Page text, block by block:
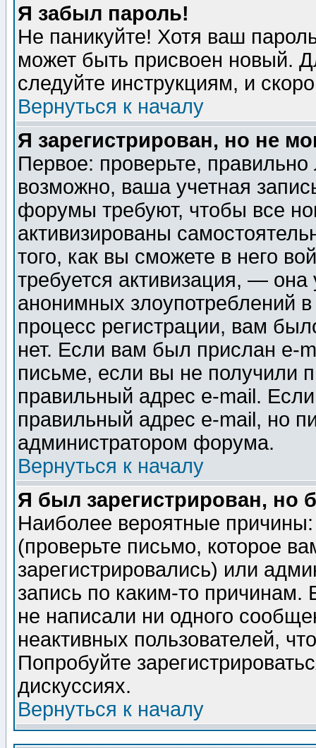
Я забыл пароль!
Не паникуйте! Хотя ваш
может быть присвоен новый.
следуйте инструкциям, и
Вернуться к началу
Я зарегистрирован, но не
Первое: проверьте,
возможно, ваша учетная
форумы требуют, чтобы все
активизированы
того, как вы сможете в него
требуется активизация, —
анонимных злоупотреблений
процесс регистрации, вам
нет. Если вам был прислан e-
письме, если вы не получили
правильный адрес e-mail.
правильный адрес e-mail, но
администратором форума.
Вернуться к началу
Я был зарегистрирован, но
Наиболее вероятные
(проверьте письмо, которое
зарегистрировались) или
запись по каким-то
не написали ни одного
неактивных пользователей,
Попробуйте
дискуссиях.
Вернуться к началу